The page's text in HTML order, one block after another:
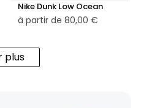
Nike Dunk Low Ocean
à partir de 80,00 €
plus